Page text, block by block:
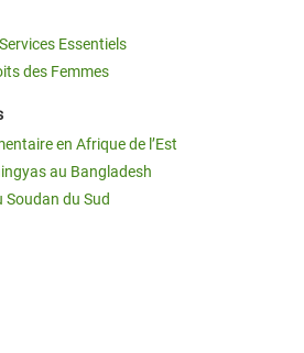
Essentiels
des Femmes
en Afrique de l’Est
au Bangladesh
Soudan du Sud